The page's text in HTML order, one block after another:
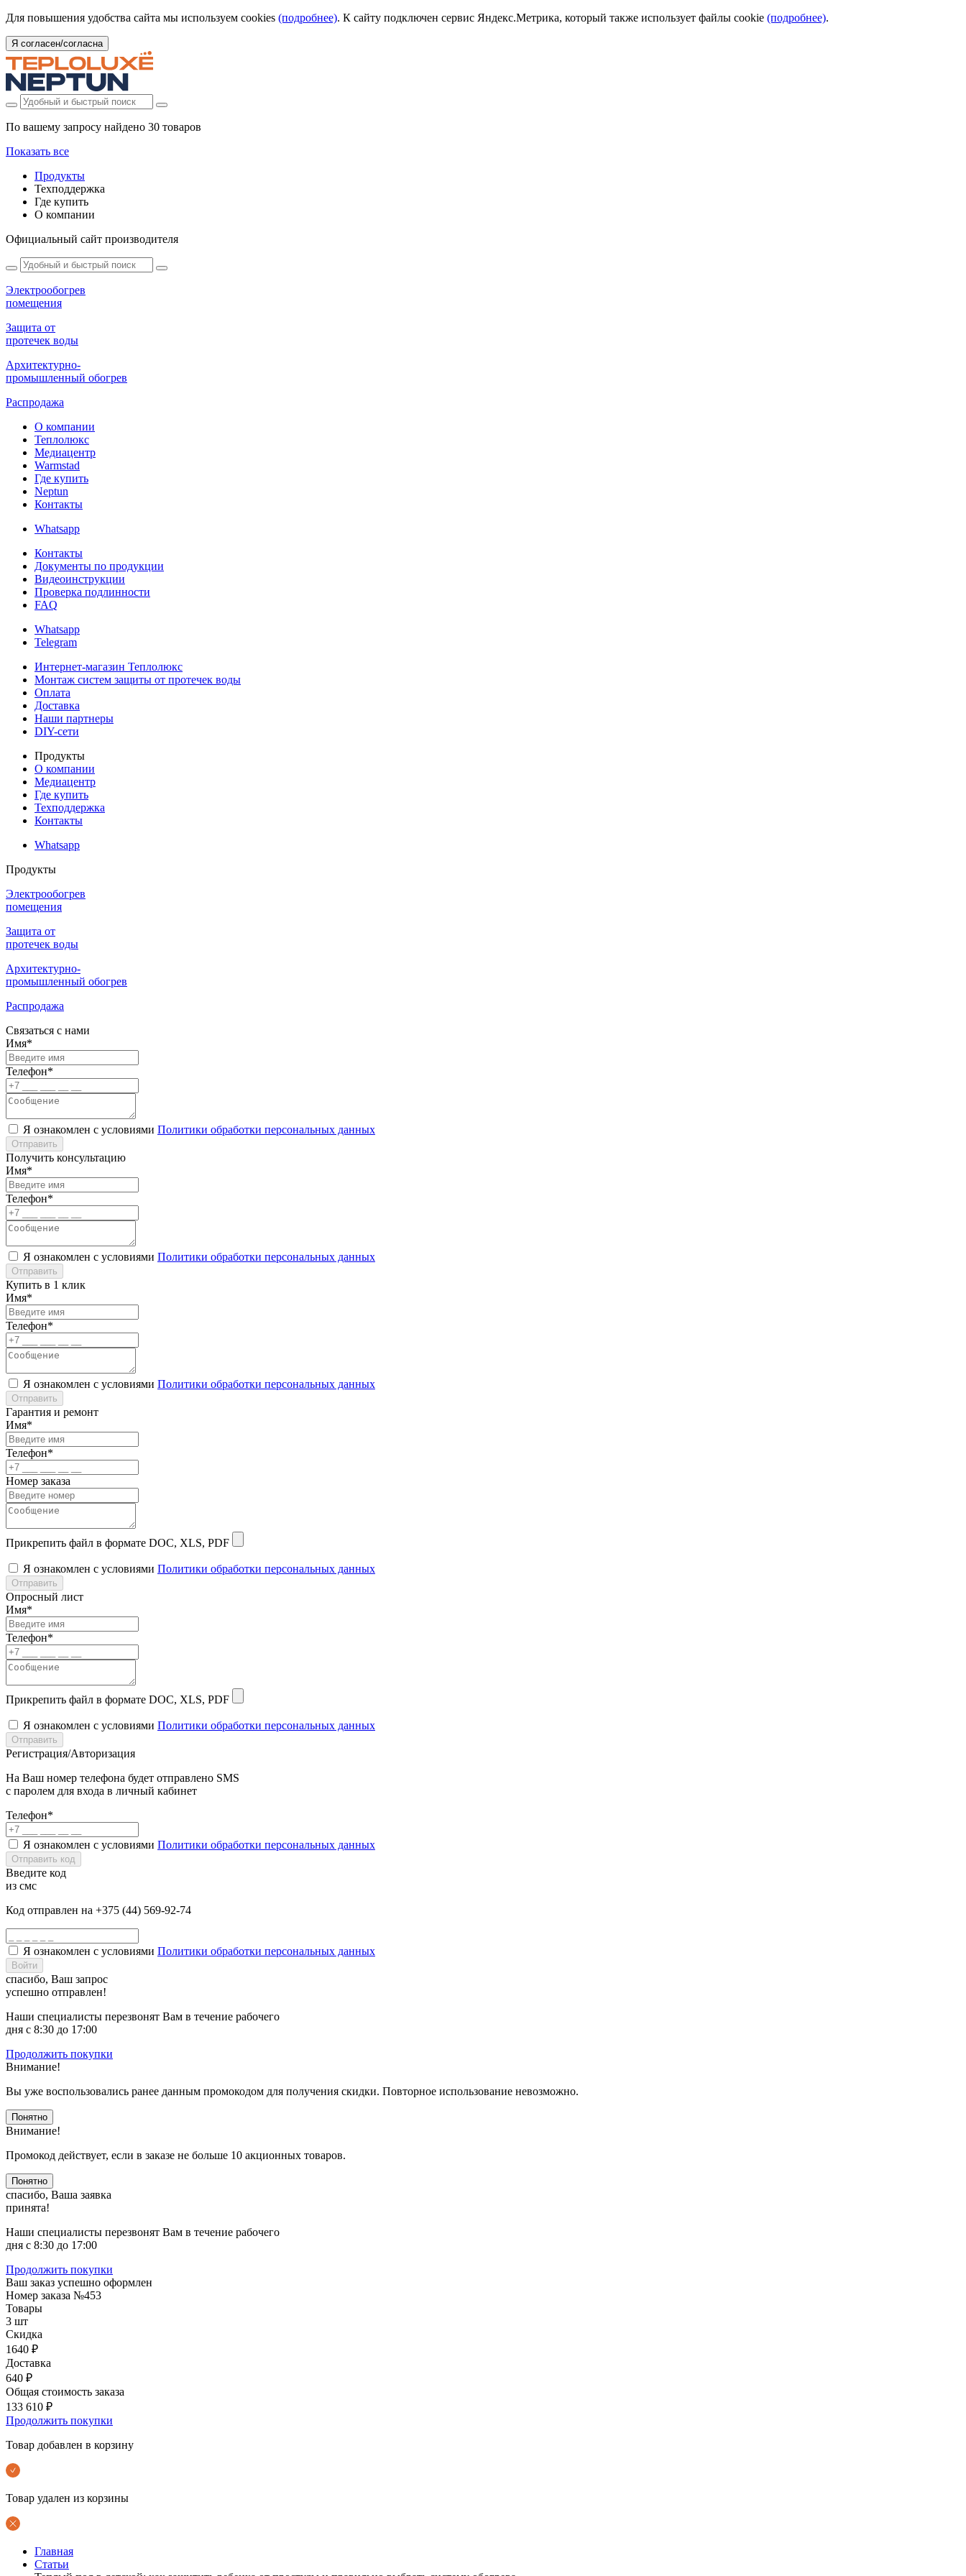
Для повышения удобства сайта мы используем cookies (подробнее). К сайту подключен сервис Яндекс.Метрика, который также использует файлы cookie (подробнее).
Я согласен/согласна
По вашему запросу найдено 30 товаров
Показать все
Продукты
Техподдержка
Где купить
О компании
Официальный сайт производителя
Электрообогрев
помещения
Защита от
протечек воды
Архитектурно-
промышленный обогрев
Распродажа
О компании
Теплолюкс
Медиацентр
Warmstad
Где купить
Neptun
Контакты
Whatsapp
Контакты
Документы по продукции
Видеоинструкции
Проверка подлинности
FAQ
Whatsapp
Telegram
Интернет-магазин Теплолюкс
Монтаж систем защиты от протечек воды
Оплата
Доставка
Наши партнеры
DIY-сети
Продукты
О компании
Медиацентр
Где купить
Техподдержка
Контакты
Whatsapp
Продукты
Электрообогрев
помещения
Защита от
протечек воды
Архитектурно-
промышленный обогрев
Распродажа
Связаться с нами
Имя*
Телефон*
Я ознакомлен с условиями Политики обработки персональных данных
Отправить
Получить консультацию
Имя*
Телефон*
Я ознакомлен с условиями Политики обработки персональных данных
Отправить
Купить в 1 клик
Имя*
Телефон*
Я ознакомлен с условиями Политики обработки персональных данных
Отправить
Гарантия и ремонт
Имя*
Телефон*
Номер заказа
Прикрепить файл в формате DOC, XLS, PDF
Я ознакомлен с условиями Политики обработки персональных данных
Отправить
Опросный лист
Имя*
Телефон*
Прикрепить файл в формате DOC, XLS, PDF
Я ознакомлен с условиями Политики обработки персональных данных
Отправить
Регистрация/Авторизация
На Ваш номер телефона будет отправлено SMS
с паролем для входа в личный кабинет
Телефон*
Я ознакомлен с условиями Политики обработки персональных данных
Отправить код
Введите код
из смс
Код отправлен на +375 (44) 569-92-74
Я ознакомлен с условиями Политики обработки персональных данных
Войти
спасибо, Ваш запрос
успешно отправлен!
Наши специалисты перезвонят Вам в течение рабочего
дня с 8:30 до 17:00
Продолжить покупки
Внимание!
Вы уже воспользовались ранее данным промокодом для получения скидки. Повторное использование невозможно.
Понятно
Внимание!
Промокод действует, если в заказе не больше 10 акционных товаров.
Понятно
спасибо, Ваша заявка
принята!
Наши специалисты перезвонят Вам в течение рабочего
дня с 8:30 до 17:00
Продолжить покупки
Ваш заказ успешно оформлен
Номер заказа №453
Товары
3 шт
Скидка
1640 ₽
Доставка
640 ₽
Общая стоимость заказа
133 610 ₽
Продолжить покупки
Товар добавлен в корзину
Товар удален из корзины
Главная
Статьи